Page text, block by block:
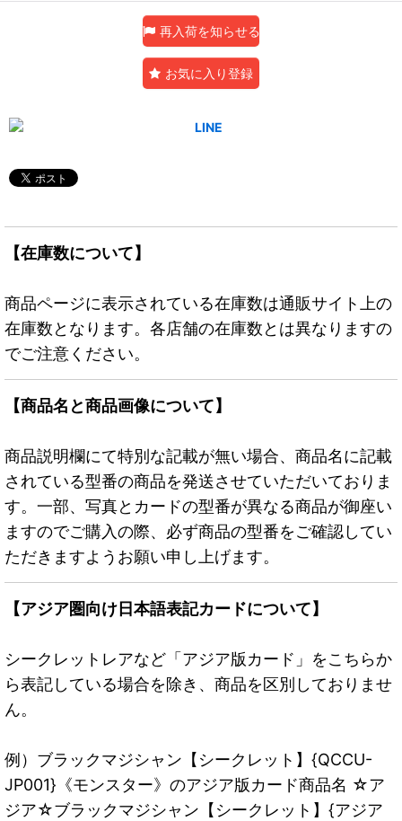
再入荷を知らせる
お気に入り登録
【在庫数について】
商品ページに表示されている在庫数は通販サイト上の
在庫数となります。各店舗の在庫数とは異なりますの
でご注意ください。
【商品名と商品画像について】
商品説明欄にて特別な記載が無い場合、商品名に記載
されている型番の商品を発送させていただいておりま
す。一部、写真とカードの型番が異なる商品が御座い
ますのでご購入の際、必ず商品の型番をご確認してい
ただきますようお願い申し上げます。
【アジア圏向け日本語表記カードについて】
シークレットレアなど「アジア版カード」をこちらか
ら表記している場合を除き、商品を区別しておりませ
ん。
例）ブラックマジシャン【シークレット】{QCCU-
JP001}《モンスター》のアジア版カード商品名 ☆ア
ジア☆ブラックマジシャン【シークレット】{アジア